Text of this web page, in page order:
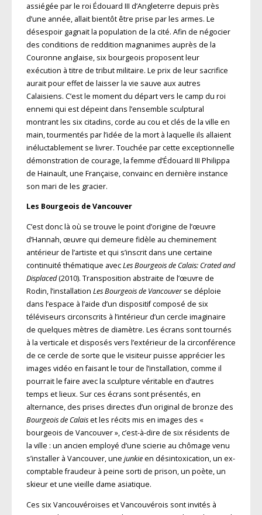
assiégée par le roi Édouard III d’Angleterre depuis près
d’une année, allait bientôt être prise par les armes. Le
désespoir gagnait la population de la cité. Afin de négocier
des conditions de reddition magnanimes auprès de la
Couronne anglaise, six bourgeois proposent leur
exécution à titre de tribut militaire. Le prix de leur sacrifice
aurait pour effet de laisser la vie sauve aux autres
Calaisiens. C’est le moment du départ vers le camp du roi
ennemi qui est dépeint dans l’ensemble sculptural
montrant les six citadins, corde au cou et clés de la ville en
main, tourmentés par l’idée de la mort à laquelle ils allaient
inéluctablement se livrer. Touchée par cette exceptionnelle
démonstration de courage, la femme d’Édouard III Philippa
de Hainault, une Française, convainc en dernière instance
son mari de les gracier.
Les Bourgeois de Vancouver
C’est donc là où se trouve le point d’origine de l’œuvre
d’Hannah, œuvre qui demeure fidèle au cheminement
antérieur de l’artiste et qui s’inscrit dans une certaine
continuité thématique avecLes Bourgeois de Calais: Crated and
Displaced(2010). Transposition abstraite de l’œuvre de
Rodin, l’installation Les Bourgeois de Vancouverse déploie
dans l’espace à l’aide d’un dispositif composé de six
téléviseurs circonscrits à l’intérieur d’un cercle imaginaire
de quelques mètres de diamètre. Les écrans sont tournés
à la verticale et disposés vers l’extérieur de la circonférence
de ce cercle de sorte que le visiteur puisse apprécier les
images vidéo en faisant le tour de l’installation, comme il
pourrait le faire avec la sculpture véritable en d’autres
temps et lieux. Sur ces écrans sont présentés, en
alternance, des prises directes d’un original de bronze des
Bourgeois de Calaiset les récits mis en images des «
bourgeois de Vancouver », c’est-à-dire de six résidents de
la ville : un ancien employé d’une scierie au chômage venu
s’installer à Vancouver, une junkieen désintoxication, un ex-
comptable fraudeur à peine sorti de prison, un poète, un
skieur et une vieille dame asiatique.
Ces six Vancouvéroises et Vancouvérois sont invités à